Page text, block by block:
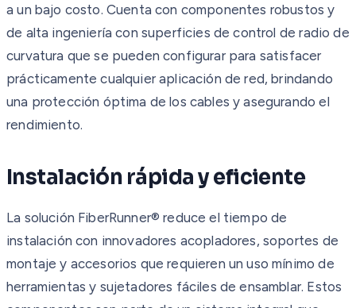
a un bajo costo. Cuenta con componentes robustos y
de alta ingeniería con superficies de control de radio de
curvatura que se pueden configurar para satisfacer
prácticamente cualquier aplicación de red, brindando
una protección óptima de los cables y asegurando el
rendimiento.
Instalación rápida y eficiente
La solución FiberRunner® reduce el tiempo de
instalación con innovadores acopladores, soportes de
montaje y accesorios que requieren un uso mínimo de
herramientas y sujetadores fáciles de ensamblar. Estos